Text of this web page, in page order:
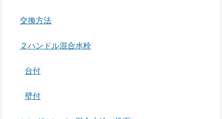
交換方法
２ハンドル混合水栓
台付
壁付